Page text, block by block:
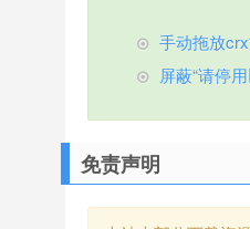
手动拖放
屏蔽“请停
免责声明